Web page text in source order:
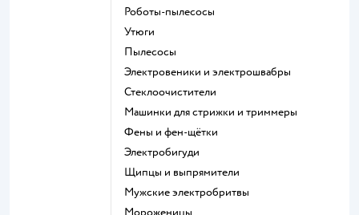
роботы-пылесосы
утюги
пылесосы
электровеники и электрошвабры
стеклоочистители
машинки для стрижки и триммеры
фены и фен-щётки
электробигуди
щипцы и выпрямители
мужские электробритвы